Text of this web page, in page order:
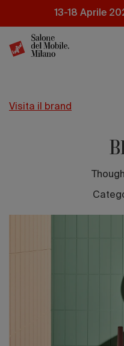
principale
13-18 Aprile
visita il brand